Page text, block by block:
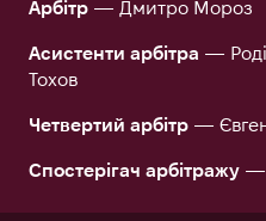
Арбітр — Дмитро Мороз
Асистенти арбітра —
Тохов
Четвертий арбітр —
Спостерігач арбітражу —